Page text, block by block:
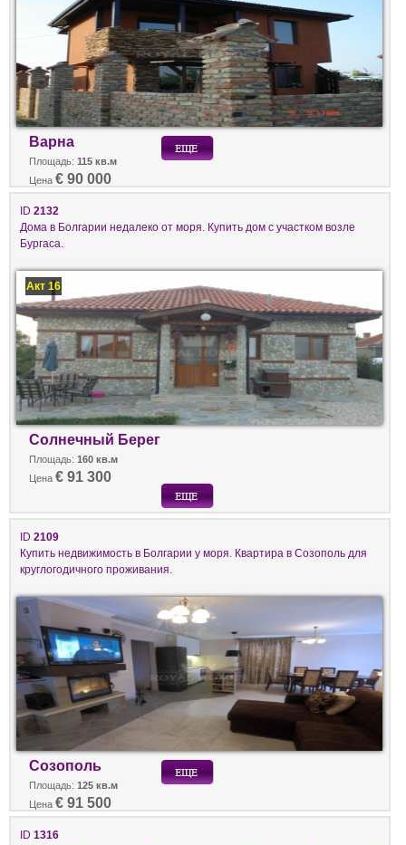
Варна
Площадь: 115 кв.м
Цена € 90 000
ID 2132
Дома в Болгарии недалеко от моря. Купить дом с участком возле
Бургаса.
Акт 16
Солнечный Берег
Площадь: 160 кв.м
Цена € 91 300
ID 2109
Купить недвижимость в Болгарии у моря. Квартира в Созополь для
круглогодичного проживания.
Созополь
Площадь: 125 кв.м
Цена € 91 500
ID 1316